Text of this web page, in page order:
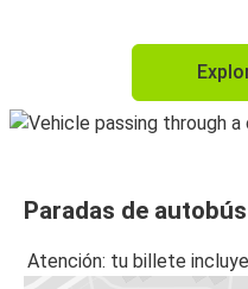
Aberdeen
Aeropuerto
Aberdeen
Aeropuerto
Paradas de
Atención: tu billete